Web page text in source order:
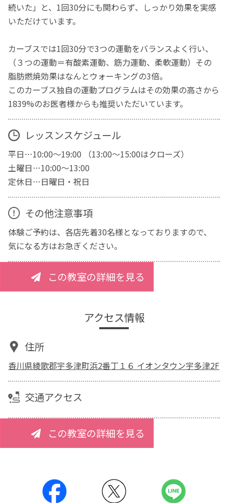
続いた」と、1回30分にも関わらず、しっかり効果を実感
いただけています。
カーブスでは1回30分で3つの運動をバランスよく行い、
（３つの運動＝有酸素運動、筋力運動、柔軟運動）その
脂肪燃焼効果はなんとウォーキングの3倍。
このカーブス独自の運動プログラムはその効果の高さから
1839%のお医者様からも推奨いただいています。
レッスンスケジュール
平日…10:00～19:00 （13:00～15:00はクローズ）
土曜日…10:00～13:00
定休日…日曜日・祝日
その他注意事項
体験ご予約は、各店先着30名様となっておりますので、
気になる方はお急ぎください。
この教室の詳細を見る
アクセス情報
住所
香川県綾歌郡宇多津町浜2番丁１６ イオンタウン宇多津2F
交通アクセス
この教室の詳細を見る